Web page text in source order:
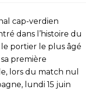
cap-verdien
dans l’histoire du
portier le plus âgé
première
lors du match nul
lundi 15 juin